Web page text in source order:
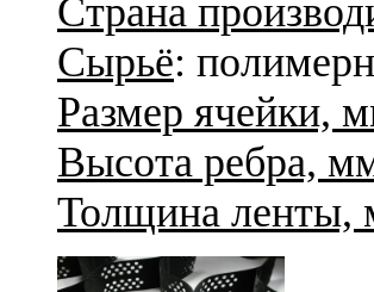
Страна
Сырьё:
Размер ячейки,
Высота ребра,
Толщина ленты,